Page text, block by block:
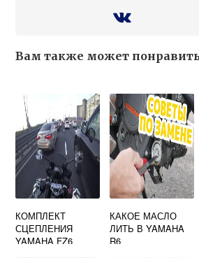
Вам также может
КОМПЛЕКТ
СЦЕПЛЕНИЯ
YAMAHA FZ6
КАКОЕ МАСЛО
ЛИТЬ В YAMAHA
R6